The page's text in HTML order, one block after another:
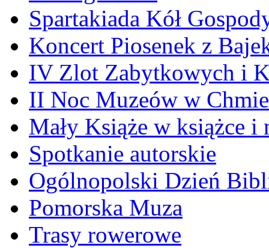
Spartakiada Kół
Koncert Piosenek z
IV Zlot Zabytkowych i
II Noc Muzeów w
Mały Książe w książce i
Spotkanie autorskie
Ogólnopolski Dzień
Pomorska Muza
Trasy rowerowe